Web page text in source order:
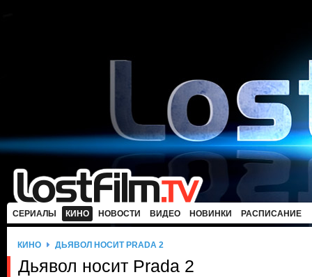
СЕРИАЛЫ КИНО НОВОСТИ ВИДЕО НОВИНКИ РАСПИСАНИЕ
КИНО ДЬЯВОЛ НОСИТ PRADA 2
Дьявол носит Prada 2